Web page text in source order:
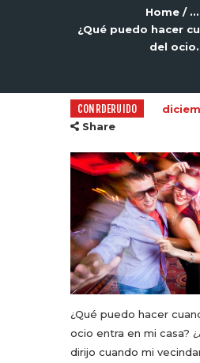
Home
...
¿Qué puedo hacer
del
CONRDERUIDO
Share
¿Qué puedo hacer
ocio entra en mi casa?
dirijo cuando mi